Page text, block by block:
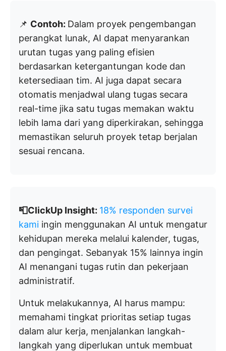
📌 Contoh: Dalam proyek pengembangan
perangkat lunak, AI dapat menyarankan
urutan tugas yang paling efisien
berdasarkan ketergantungan kode dan
ketersediaan tim. AI juga dapat secara
otomatis menjadwal ulang tugas secara
real-time jika satu tugas memakan waktu
lebih lama dari yang diperkirakan, sehingga
memastikan seluruh proyek tetap berjalan
sesuai rencana.
📮ClickUp Insight: 18% responden survei
kami ingin menggunakan AI untuk mengatur
kehidupan mereka melalui kalender, tugas,
dan pengingat. Sebanyak 15% lainnya ingin
AI menangani tugas rutin dan pekerjaan
administratif.
Untuk melakukannya, AI harus mampu:
memahami tingkat prioritas setiap tugas
dalam alur kerja, menjalankan langkah-
langkah yang diperlukan untuk membuat